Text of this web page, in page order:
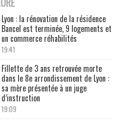
Lyon : la rénovation de la résidence
Bancel est terminée, 9 logements et
un commerce réhabilités
19:41
Fillette de 3 ans retrouvée morte
dans le 8e arrondissement de Lyon :
sa mère présentée à un juge
d’instruction
19:09